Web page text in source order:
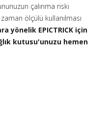
çalınma riski
ölçülü kullanılması
yönelik EPICTRICK için
kutusu'unuzu hemen